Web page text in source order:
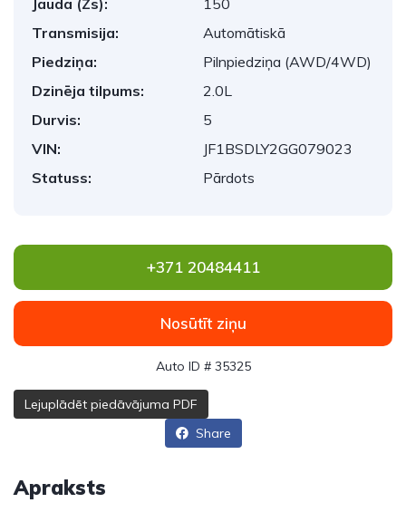
Jauda (Zs):
150
Transmisija:
Automātiskā
Piedziņa:
Pilnpiedziņa (AWD/4WD)
Dzinēja tilpums:
2.0L
Durvis:
5
VIN:
JF1BSDLY2GG079023
Statuss:
Pārdots
+371 20484411
Nosūtīt ziņu
Auto ID # 35325
Lejuplādēt piedāvājuma PDF
Share
Apraksts